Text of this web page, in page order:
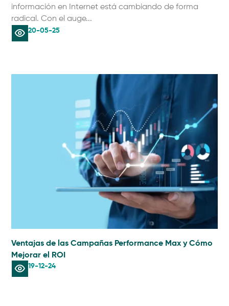
información en Internet está cambiando de forma
radical. Con el auge...
20-05-25
Ventajas de las Campañas Performance Max y Cómo
Mejorar el ROI
19-12-24